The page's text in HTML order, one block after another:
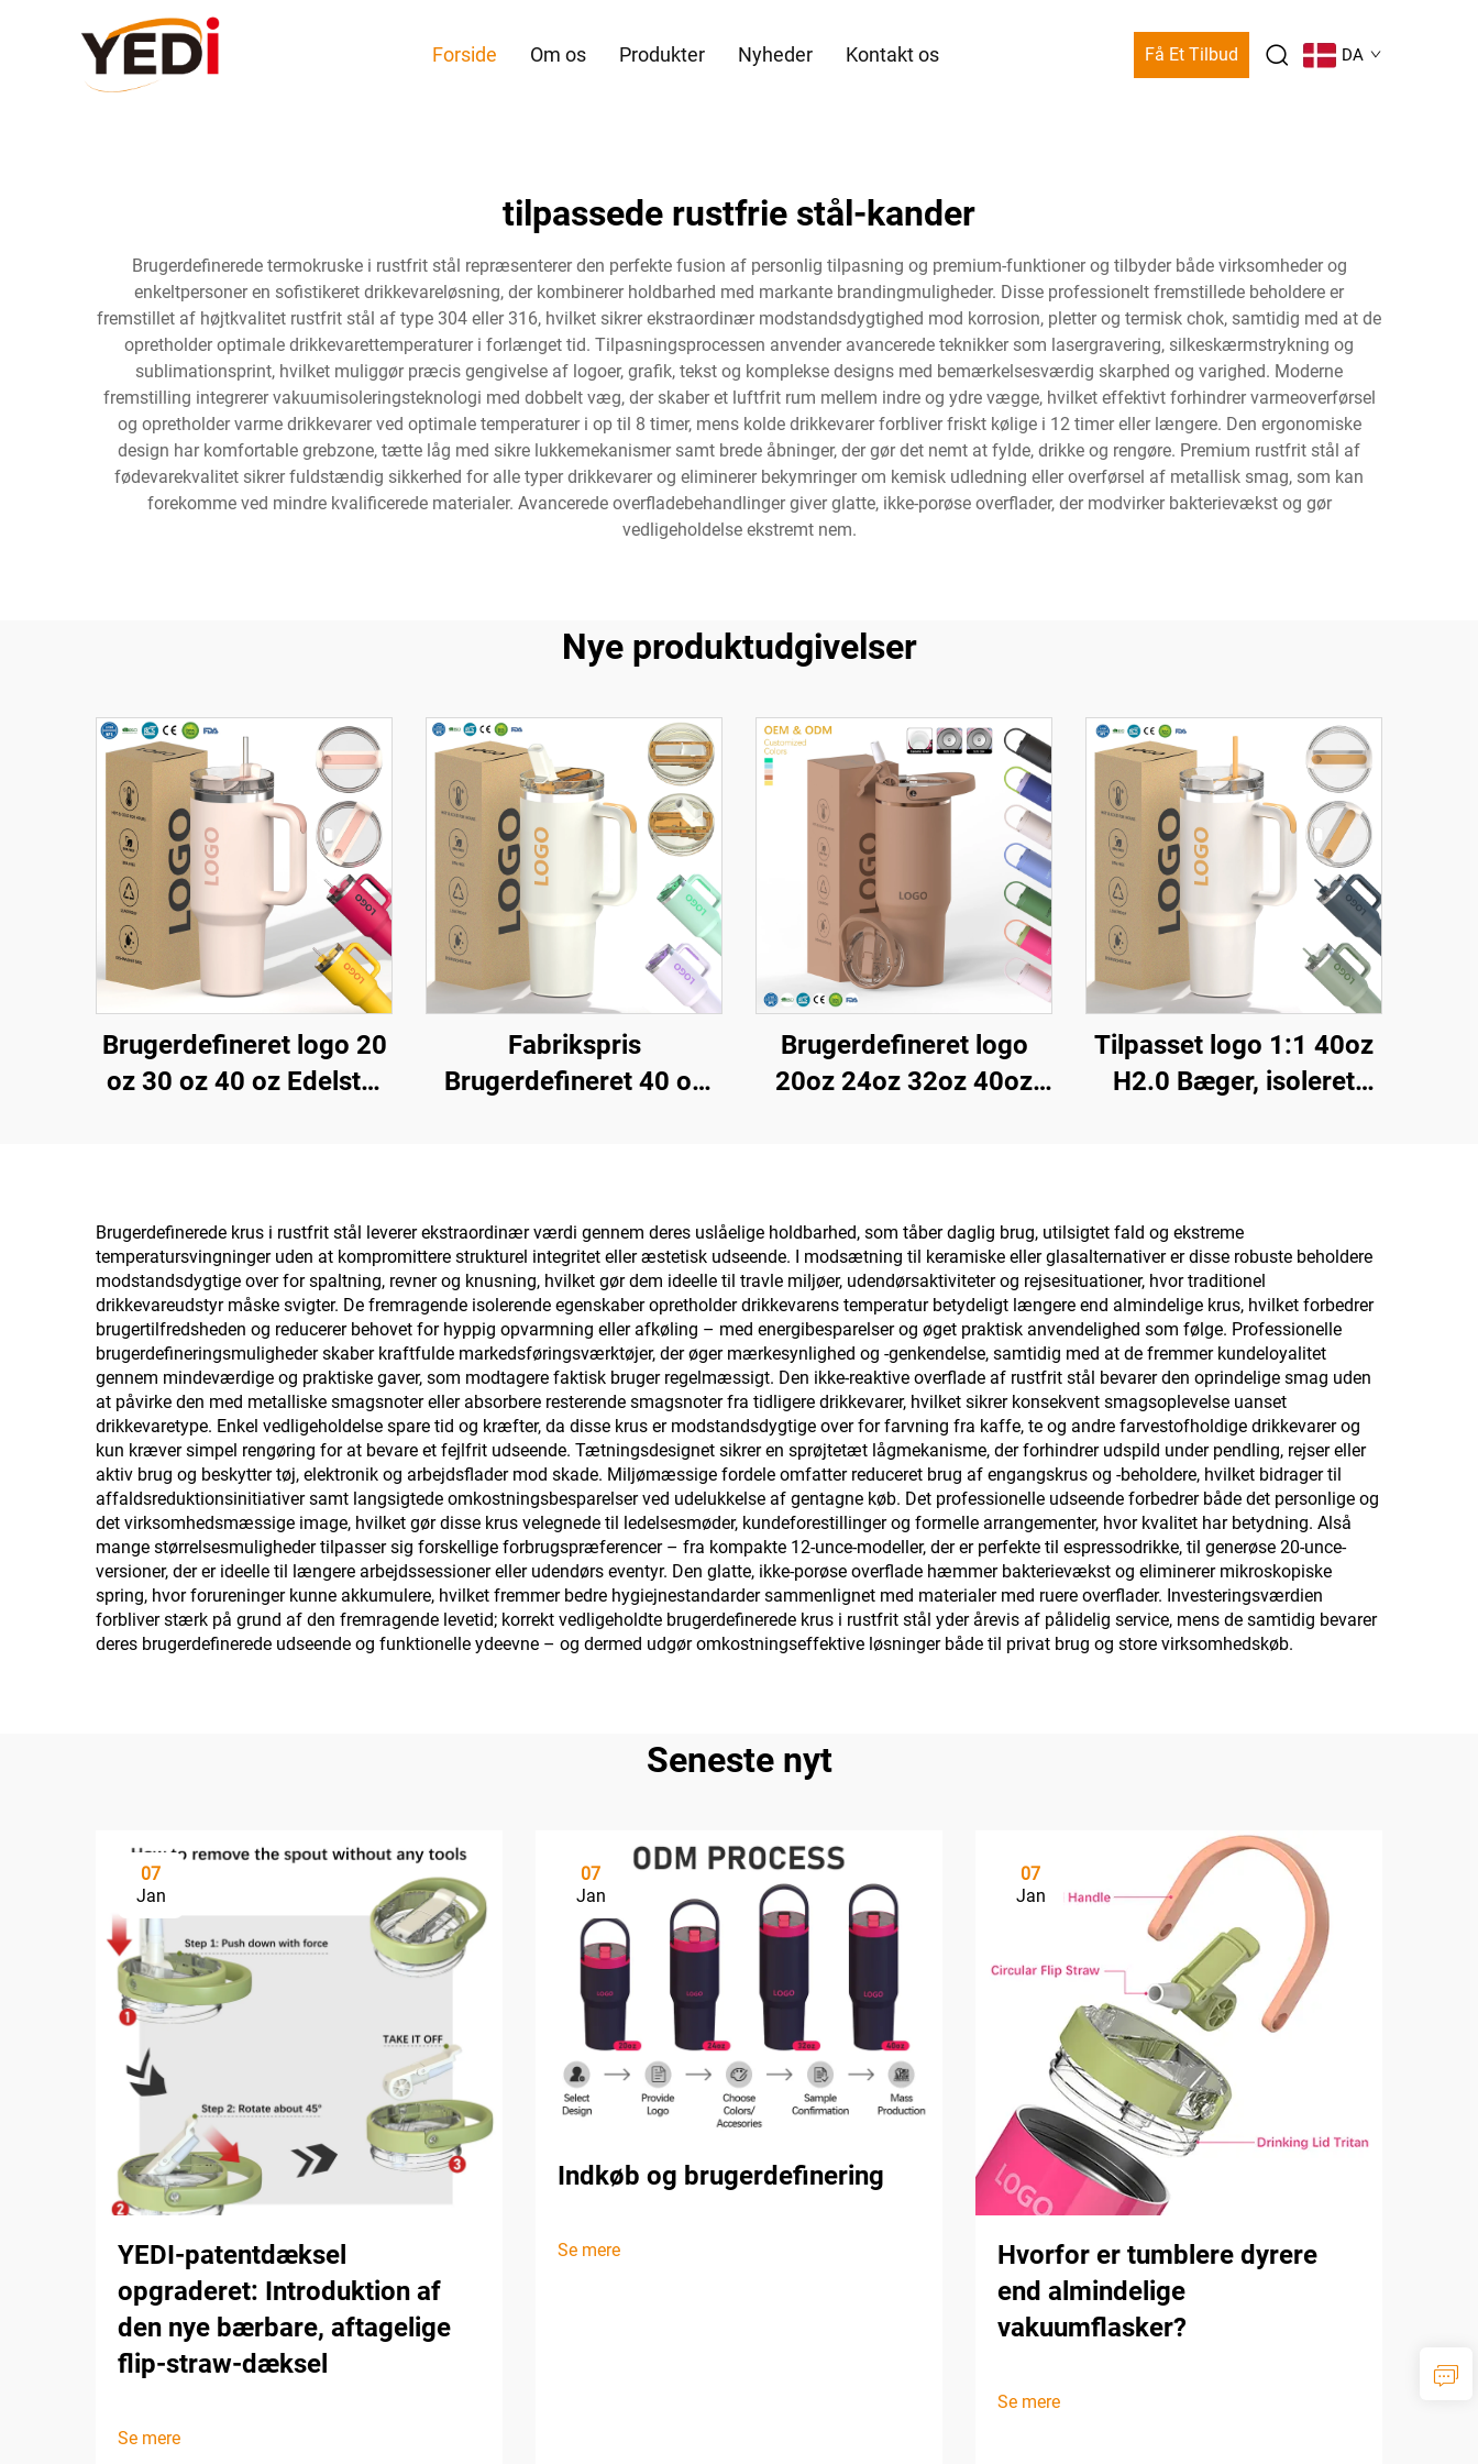
Forside Om os Produkter Nyheder Kontakt os Få Et Tilbud DA
tilpassede rustfrie stål-kander
Brugerdefinerede termokruske i rustfrit stål repræsenterer den perfekte fusion af personlig tilpasning og premium-funktioner og tilbyder både virksomheder og
enkeltpersoner en sofistikeret drikkevareløsning, der kombinerer holdbarhed med markante brandingmuligheder. Disse professionelt fremstillede beholdere er
fremstillet af højtkvalitet rustfrit stål af type 304 eller 316, hvilket sikrer ekstraordinær modstandsdygtighed mod korrosion, pletter og termisk chok, samtidig med at de
opretholder optimale drikkevarettemperaturer i forlænget tid. Tilpasningsprocessen anvender avancerede teknikker som lasergravering, silkeskærmstrykning og
sublimationsprint, hvilket muliggør præcis gengivelse af logoer, grafik, tekst og komplekse designs med bemærkelsesværdig skarphed og varighed. Moderne
fremstilling integrerer vakuumisoleringsteknologi med dobbelt væg, der skaber et luftfrit rum mellem indre og ydre vægge, hvilket effektivt forhindrer varmeoverførsel
og opretholder varme drikkevarer ved optimale temperaturer i op til 8 timer, mens kolde drikkevarer forbliver friskt kølige i 12 timer eller længere. Den ergonomiske
design har komfortable grebzone, tætte låg med sikre lukkemekanismer samt brede åbninger, der gør det nemt at fylde, drikke og rengøre. Premium rustfrit stål af
fødevarekvalitet sikrer fuldstændig sikkerhed for alle typer drikkevarer og eliminerer bekymringer om kemisk udledning eller overførsel af metallisk smag, som kan
forekomme ved mindre kvalificerede materialer. Avancerede overfladebehandlinger giver glatte, ikke-porøse overflader, der modvirker bakterievækst og gør
vedligeholdelse ekstremt nem.
Nye produktudgivelser
Brugerdefineret logo 20
oz 30 oz 40 oz Edelstål
Håndtag
Fabrikspris
Brugerdefineret 40 oz
Rejseflaske med
Håndtag og Stråloft
Brugerdefineret logo
20oz 24oz 32oz 40oz
Vakuumisoleret Tumbler
med håndtag
Tilpasset logo 1:1 40oz
H2.0 Bæger, isoleret
Valentinsdag og
camping
Brugerdefinerede krus i rustfrit stål leverer ekstraordinær værdi gennem deres uslåelige holdbarhed, som tåber daglig brug, utilsigtet fald og ekstreme
temperatursvingninger uden at kompromittere strukturel integritet eller æstetisk udseende. I modsætning til keramiske eller glasalternativer er disse robuste beholdere
modstandsdygtige over for spaltning, revner og knusning, hvilket gør dem ideelle til travle miljøer, udendørsaktiviteter og rejsesituationer, hvor traditionel
drikkevareudstyr måske svigter. De fremragende isolerende egenskaber opretholder drikkevarens temperatur betydeligt længere end almindelige krus, hvilket forbedrer
brugertilfredsheden og reducerer behovet for hyppig opvarmning eller afkøling – med energibesparelser og øget praktisk anvendelighed som følge. Professionelle
brugerdefineringsmuligheder skaber kraftfulde markedsføringsværktøjer, der øger mærkesynlighed og -genkendelse, samtidig med at de fremmer kundeloyalitet
gennem mindeværdige og praktiske gaver, som modtagere faktisk bruger regelmæssigt. Den ikke-reaktive overflade af rustfrit stål bevarer den oprindelige smag uden
at påvirke den med metalliske smagsnoter eller absorbere resterende smagsnoter fra tidligere drikkevarer, hvilket sikrer konsekvent smagsoplevelse uanset
drikkevaretype. Enkel vedligeholdelse spare tid og kræfter, da disse krus er modstandsdygtige over for farvning fra kaffe, te og andre farvestofholdige drikkevarer og
kun kræver simpel rengøring for at bevare et fejlfrit udseende. Tætningsdesignet sikrer en sprøjtetæt lågmekanisme, der forhindrer udspild under pendling, rejser eller
aktiv brug og beskytter tøj, elektronik og arbejdsflader mod skade. Miljømæssige fordele omfatter reduceret brug af engangskrus og -beholdere, hvilket bidrager til
affaldsreduktionsinitiativer samt langsigtede omkostningsbesparelser ved udelukkelse af gentagne køb. Det professionelle udseende forbedrer både det personlige og
det virksomhedsmæssige image, hvilket gør disse krus velegnede til ledelsesmøder, kundeforestillinger og formelle arrangementer, hvor kvalitet har betydning. Alså
mange størrelsesmuligheder tilpasser sig forskellige forbrugspræferencer – fra kompakte 12-unce-modeller, der er perfekte til espressodrikke, til generøse 20-unce-
versioner, der er ideelle til længere arbejdssessioner eller udendørs eventyr. Den glatte, ikke-porøse overflade hæmmer bakterievækst og eliminerer mikroskopiske
spring, hvor forureninger kunne akkumulere, hvilket fremmer bedre hygiejnestandarder sammenlignet med materialer med ruere overflader. Investeringsværdien
forbliver stærk på grund af den fremragende levetid; korrekt vedligeholdte brugerdefinerede krus i rustfrit stål yder årevis af pålidelig service, mens de samtidig bevarer
deres brugerdefinerede udseende og funktionelle ydeevne – og dermed udgør omkostningseffektive løsninger både til privat brug og store virksomhedskøb.
Seneste nyt
07
Jan
YEDI-patentdæksel
opgraderet: Introduktion af
den nye bærbare, aftagelige
flip-straw-dæksel
Se mere
07
Jan
Indkøb og brugerdefinering
Se mere
07
Jan
Hvorfor er tumblere dyrere
end almindelige
vakuumflasker?
Se mere